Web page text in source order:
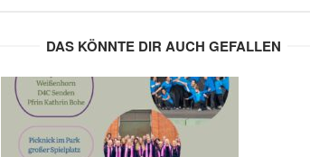
DAS KÖNNTE DIR AUCH GEFALLEN